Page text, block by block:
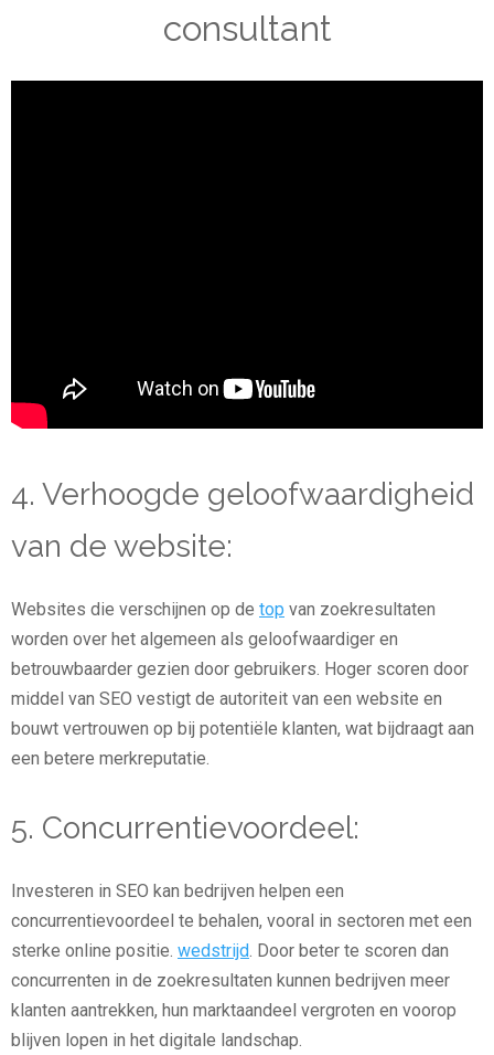
consultant
4. Verhoogde geloofwaardigheid
van de website:
Websites die verschijnen op de top van zoekresultaten
worden over het algemeen als geloofwaardiger en
betrouwbaarder gezien door gebruikers. Hoger scoren door
middel van SEO vestigt de autoriteit van een website en
bouwt vertrouwen op bij potentiële klanten, wat bijdraagt aan
een betere merkreputatie.
5. Concurrentievoordeel:
Investeren in SEO kan bedrijven helpen een
concurrentievoordeel te behalen, vooral in sectoren met een
sterke online positie. wedstrijd. Door beter te scoren dan
concurrenten in de zoekresultaten kunnen bedrijven meer
klanten aantrekken, hun marktaandeel vergroten en voorop
blijven lopen in het digitale landschap.